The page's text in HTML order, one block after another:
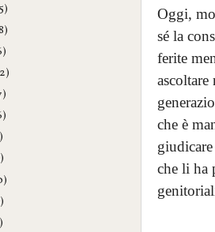
Oggi,
sé la
ferite
che è
che li ha